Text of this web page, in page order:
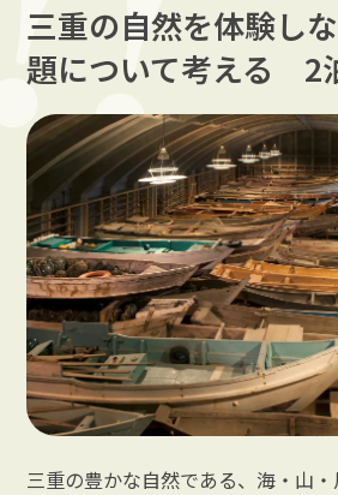
三重の自然を体験し
題について考える 2
三重の豊かな自然である、海・山